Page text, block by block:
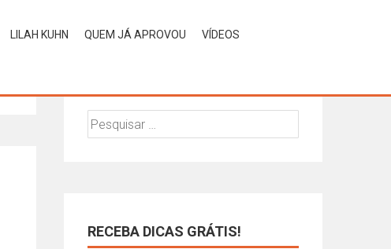
LILAH KUHN QUEM JÁ APROVOU
VÍDEOS
RECEBA DICAS GRÁTIS!